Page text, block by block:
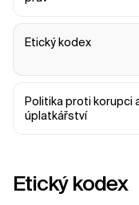
Etický kodex
Politika proti korupci
úplatkářství
Etický kodex